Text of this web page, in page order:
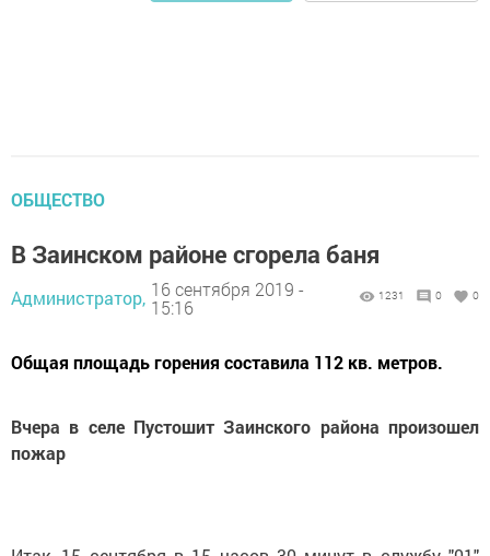
ОБЩЕСТВО
В Заинском районе сгорела баня
Администратор, 16 сентября 2019 -
15:16
1231 0 0
Общая площадь горения составила 112 кв. метров.
Вчера в селе Пустошит Заинского района произошел
пожар